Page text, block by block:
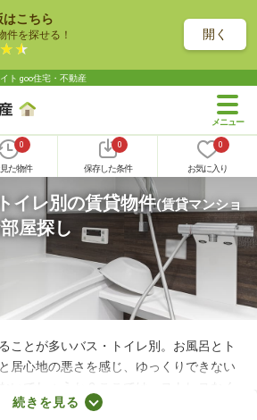
はこちら
件を探せる！ 開く
ト goo住宅・不動産
0
た物件
0
保存した条件
0
お気に入り
イレ別の賃貸物件(賃貸マンショ
屋探し
ことが多いバス・トイレ別。お風呂とト
居心地の悪さを感じ、ゆっくりできない
いでしょうか？ここでは、ストレスなく
イレ別の物件を紹介します。バス・トイ
続きを見る